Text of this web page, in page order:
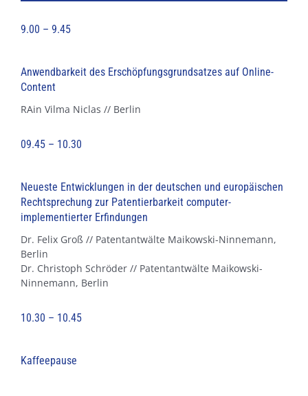
9.00 – 9.45
Anwendbarkeit des Erschöpfungsgrundsatzes auf Online-
Content
RAin Vilma Niclas // Berlin
09.45 – 10.30
Neueste Entwicklungen in der deutschen und europäischen
Rechtsprechung zur Patentierbarkeit computer-
implementierter Erfindungen
Dr. Felix Groß // Patentantwälte Maikowski-Ninnemann,
Berlin
Dr. Christoph Schröder // Patentantwälte Maikowski-
Ninnemann, Berlin
10.30 – 10.45
Kaffeepause